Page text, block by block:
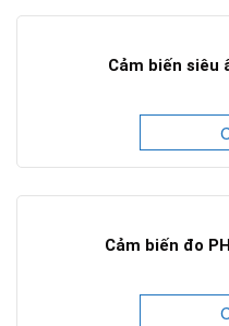
Cảm biến siêu
Cảm biến đo